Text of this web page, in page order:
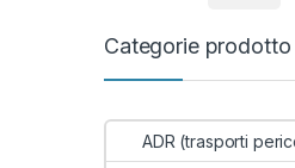
Categorie prodotto
ADR (trasporti